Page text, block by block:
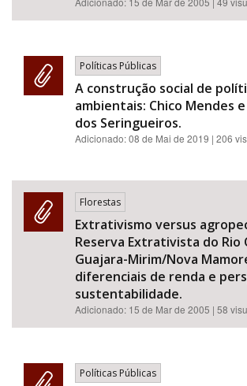
Políticas Públicas
A construção social de
ambientais: Chico Mendes
dos Seringueiros.
Adicionado:08 de Mai de 2019 | 206
Florestas
Extrativismo versus
Reserva Extrativista do Rio
Guajara-Mirim/Nova
diferenciais de renda e
sustentabilidade.
Adicionado: 15 de Mar de 2005 | 58
Políticas Públicas